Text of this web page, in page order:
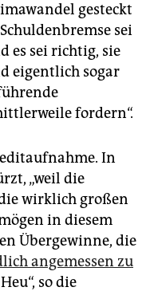
gesteckt
sei
es sei richtig, sie
eigentlich sogar
fordern“.
In
„weil die
wirklich großen
in diesem
Übergewinne, die
angemessen zu
so die